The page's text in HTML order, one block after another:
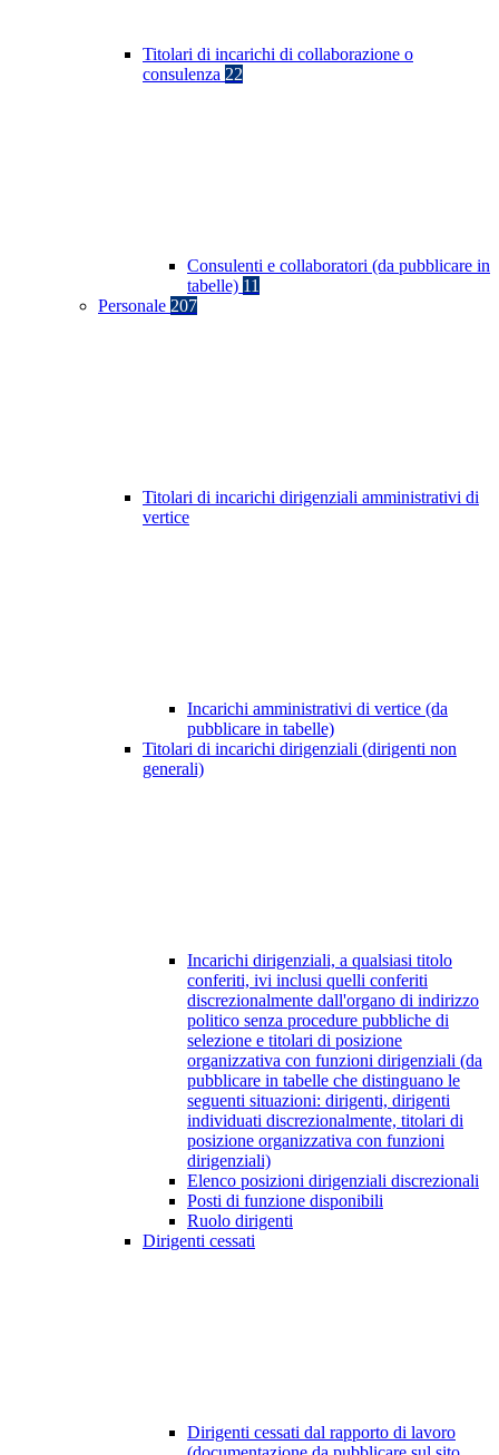
Titolari di incarichi di collaborazione o
consulenza 22
Consulenti e collaboratori (da pubblicare in
tabelle) 11
Personale 207
Titolari di incarichi dirigenziali amministrativi di
vertice
Incarichi amministrativi di vertice (da
pubblicare in tabelle)
Titolari di incarichi dirigenziali (dirigenti non
generali)
Incarichi dirigenziali, a qualsiasi titolo
conferiti, ivi inclusi quelli conferiti
discrezionalmente dall'organo di indirizzo
politico senza procedure pubbliche di
selezione e titolari di posizione
organizzativa con funzioni dirigenziali (da
pubblicare in tabelle che distinguano le
seguenti situazioni: dirigenti, dirigenti
individuati discrezionalmente, titolari di
posizione organizzativa con funzioni
dirigenziali)
Elenco posizioni dirigenziali discrezionali
Posti di funzione disponibili
Ruolo dirigenti
Dirigenti cessati
Dirigenti cessati dal rapporto di lavoro